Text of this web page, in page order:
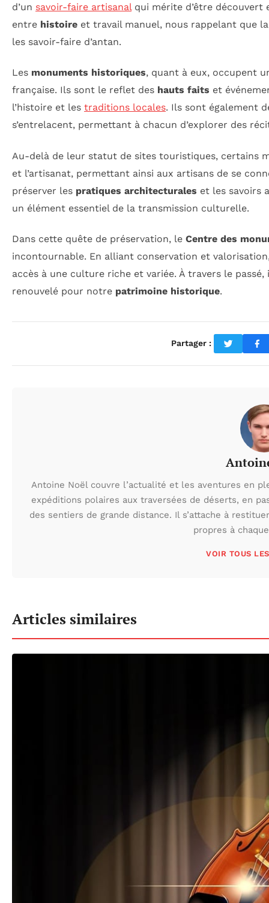
d’un savoir-faire artisanal qui mérite d’être découvert
entre histoire et travail manuel, nous rappelant que
les savoir-faire d’antan.
Les monuments historiques, quant à eux, occupent
française. Ils sont le reflet des hauts faits et
l’histoire et les traditions locales. Ils sont également
s’entrelacent, permettant à chacun d’explorer des
Au-delà de leur statut de sites touristiques, certains
et l’artisanat, permettant ainsi aux artisans de se
préserver les pratiques architecturales et les savoirs
un élément essentiel de la transmission culturelle.
Dans cette quête de préservation, le Centre des
incontournable. En alliant conservation et
accès à une culture riche et variée. À travers le
renouvelé pour notre patrimoine historique.
Partager :
Antoine Noël couvre l’actualité et les aventures en
expéditions polaires aux traversées de déserts, en
des sentiers de grande distance. Il s’attache à
propres à
VOIR TOUS
Articles similaires